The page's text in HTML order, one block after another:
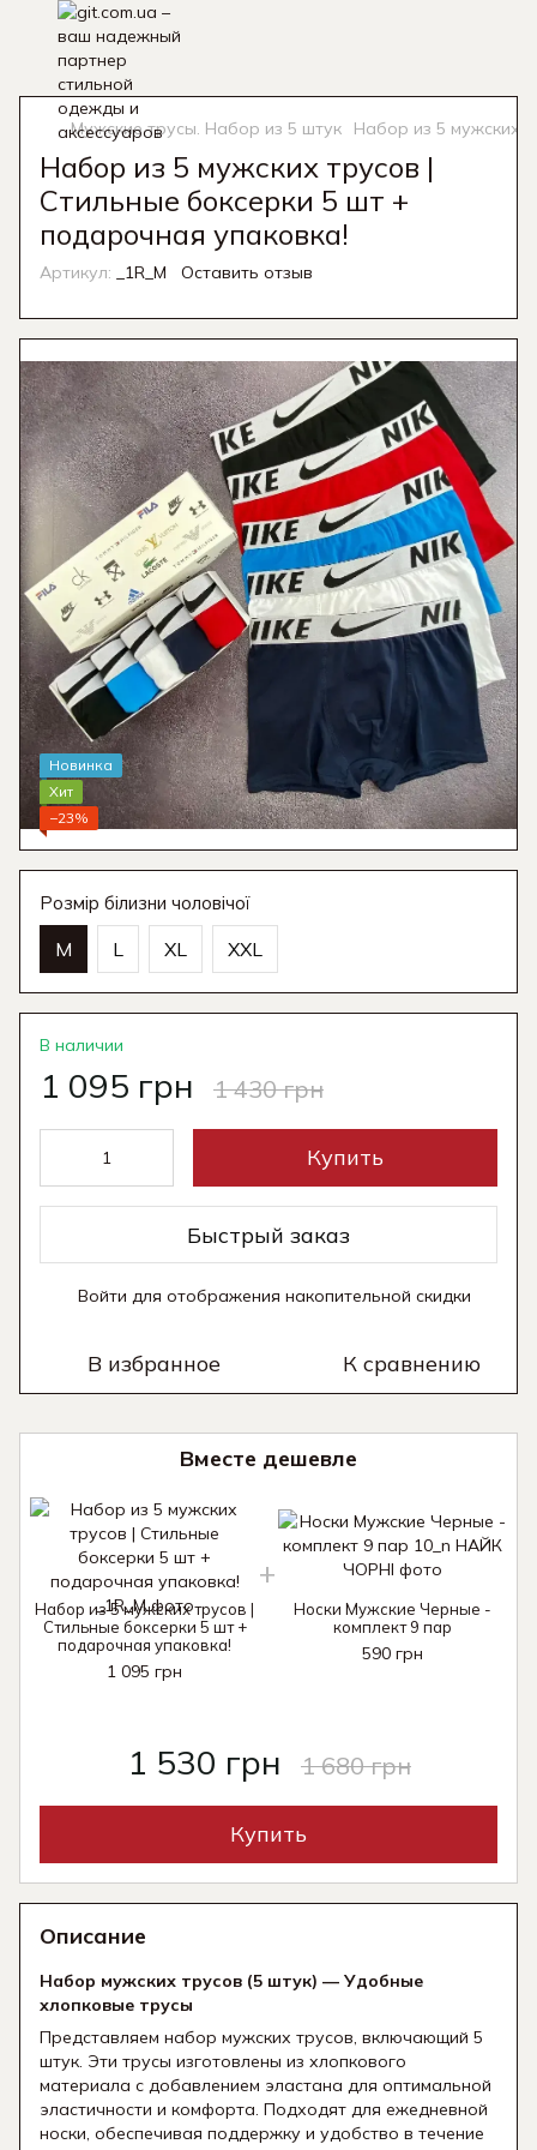
Мужские трусы. Набор из 5 штук Набор из 5 мужских
Набор из 5 мужских трусов |
Стильные боксерки 5 шт +
подарочная упаковка!
Артикул: _1R_M Оставить отзыв
Новинка
Хит
−23%
Розмір білизни чоловічої
M L XL XXL
В наличии
1 095 грн 1 430 грн
Купить
Быстрый заказ
Войти для отображения накопительной скидки
В избранное К сравнению
Вместе дешевле
Набор из 5 мужских трусов |
Стильные боксерки 5 шт +
подарочная упаковка!
1 095 грн
Носки Мужские Черные -
комплект 9 пар
590 грн
1 530 грн 1 680 грн
Купить
Описание
Набор мужских трусов (5 штук) — Удобные
хлопковые трусы
Представляем набор мужских трусов, включающий 5
штук. Эти трусы изготовлены из хлопкового
материала с добавлением эластана для оптимальной
эластичности и комфорта. Подходят для ежедневной
носки, обеспечивая поддержку и удобство в течение